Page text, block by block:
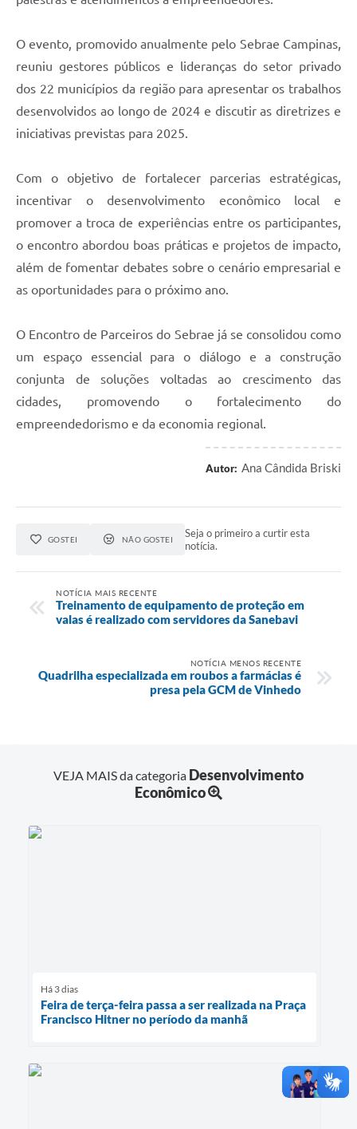
O evento, promovido anualmente pelo Sebrae Campinas,
reuniu gestores públicos e lideranças do setor privado
dos 22 municípios da região para apresentar os trabalhos
desenvolvidos ao longo de 2024 e discutir as diretrizes e
iniciativas previstas para 2025.
Com o objetivo de fortalecer parcerias estratégicas,
incentivar o desenvolvimento econômico local e
promover a troca de experiências entre os participantes,
o encontro abordou boas práticas e projetos de impacto,
além de fomentar debates sobre o cenário empresarial e
as oportunidades para o próximo ano.
O Encontro de Parceiros do Sebrae já se consolidou como
um espaço essencial para o diálogo e a construção
conjunta de soluções voltadas ao crescimento das
cidades, promovendo o fortalecimento do
empreendedorismo e da economia regional.
Autor: Ana Cândida Briski
GOSTEI NÃO GOSTEI
Seja o primeiro a curtir esta
notícia.
NOTÍCIA MAIS RECENTE
Treinamento de equipamento de proteção em
valas é realizado com servidores da Sanebavi
NOTÍCIA MENOS RECENTE
Quadrilha especializada em roubos a farmácias é
presa pela GCM de Vinhedo
VEJA MAIS da categoria Desenvolvimento
Econômico
Há 3 dias
Feira de terça-feira passa a ser realizada na Praça
Francisco Hitner no período da manhã